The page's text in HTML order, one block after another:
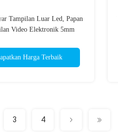
Tampilan Luar Led, Papan
Video Elektronik 5mm
Harga Terbaik
3 4